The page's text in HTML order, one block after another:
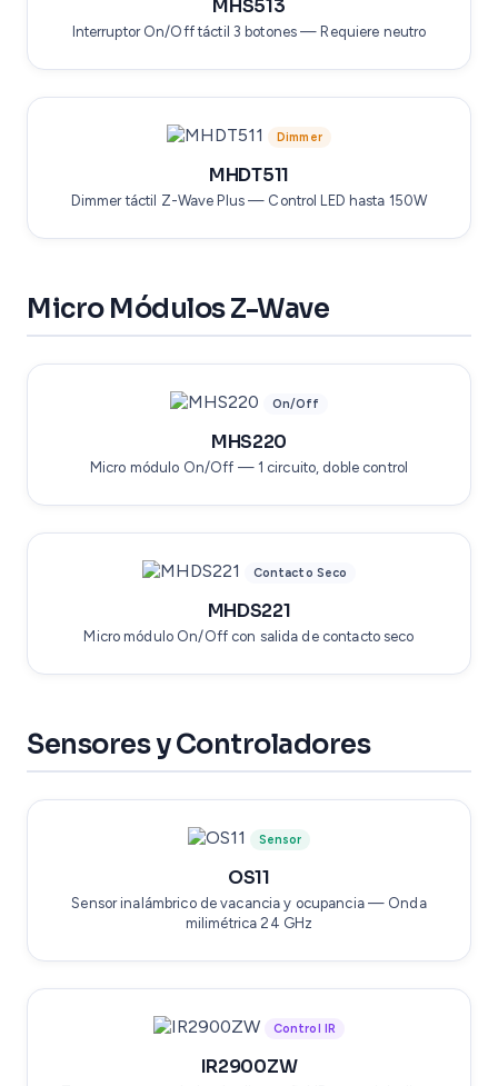
MHS513
Interruptor On/Off táctil 3 botones — Requiere neutro
Dimmer
MHDT511
Dimmer táctil Z-Wave Plus — Control LED hasta 150W
Micro Módulos Z-Wave
On/Off
MHS220
Micro módulo On/Off — 1 circuito, doble control
Contacto Seco
MHDS221
Micro módulo On/Off con salida de contacto seco
Sensores y Controladores
Sensor
OS11
Sensor inalámbrico de vacancia y ocupancia — Onda
milimétrica 24 GHz
Control IR
IR2900ZW